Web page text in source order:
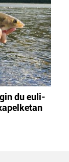
du euli-